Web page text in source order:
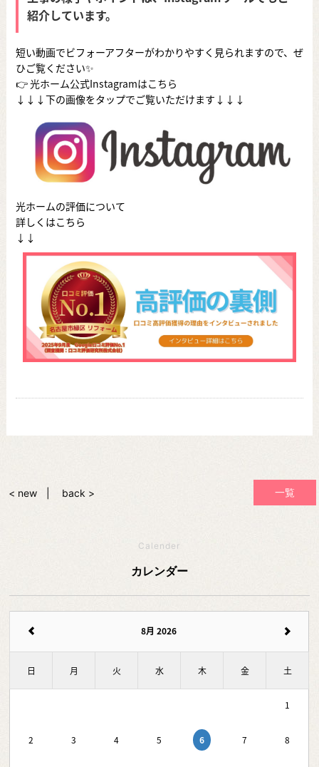
紹介しています。
短い動画でビフォーアフターがわかりやすく見られますので、ぜ
ひご覧ください✨
👉光ホーム公式Instagramはこちら
↓↓↓下の画像をタップでご覧いただけます↓↓↓
光ホームの評価について
詳しくはこちら
↓↓
一覧
< new back >
Calender
カレンダー
8月 2026
日 月 火 水 木 金 土
1
2 3 4 5 6 7 8